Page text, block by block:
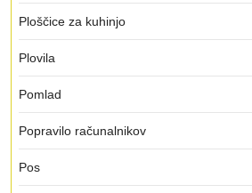
Ploščice za kuhinjo
Plovila
Pomlad
Popravilo računalnikov
Pos